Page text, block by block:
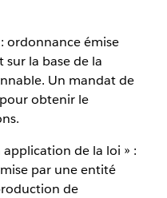
ordonnance émise
la base de la
Un mandat de
obtenir le
de la loi » :
par une entité
de